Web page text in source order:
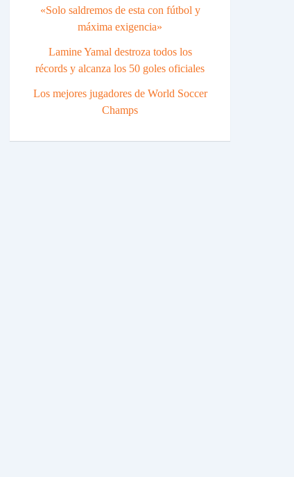
«Solo saldremos de esta con fútbol y
máxima exigencia»
Lamine Yamal destroza todos los
récords y alcanza los 50 goles oficiales
Los mejores jugadores de World Soccer
Champs